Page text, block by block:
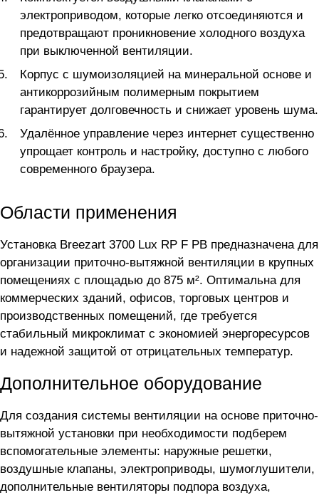
электроприводом, которые легко отсоединяются и
предотвращают проникновение холодного воздуха
при выключенной вентиляции.
Корпус с шумоизоляцией на минеральной основе и
антикоррозийным полимерным покрытием
гарантирует долговечность и снижает уровень шума.
Удалённое управление через интернет существенно
упрощает контроль и настройку, доступно с любого
современного браузера.
Области применения
Установка Breezart 3700 Lux RP F PB предназначена для
организации приточно-вытяжной вентиляции в крупных
помещениях с площадью до 875 м². Оптимальна для
коммерческих зданий, офисов, торговых центров и
производственных помещений, где требуется
стабильный микроклимат с экономией энергоресурсов
и надежной защитой от отрицательных температур.
Дополнительное оборудование
Для создания системы вентиляции на основе приточно-
вытяжной установки при необходимости подберем
вспомогательные элементы: наружные решетки,
воздушные клапаны, электроприводы, шумоглушители,
дополнительные вентиляторы подпора воздуха,